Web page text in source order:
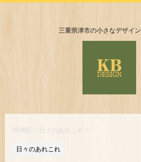
三重県津市の小さなデザイ
HOME > 日々のあれこれ >
日々のあれこれ